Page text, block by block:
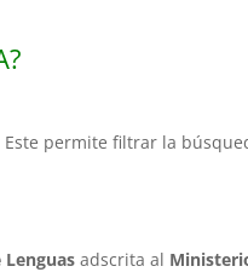
Este permite filtrar la
adscrita al